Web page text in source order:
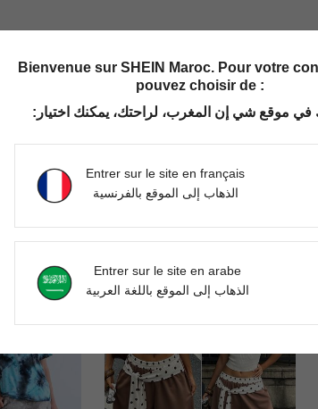
Utile (0)
Bienvenue sur SHEIN Maroc. Pour votre
pouvez choisir de :
في موقع شي إن المغرب، لراحتك، يمكنك اختيار:
Entrer sur le site en français
الذهاب إلى الموقع بالفرنسية
Entrer sur le site en arabe
الذهاب إلى الموقع باللغة العربية